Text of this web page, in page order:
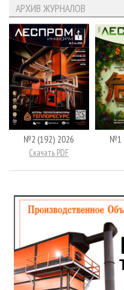
АРХИВ ЖУРНАЛОВ
№2 (192) 2026
Скачать PDF
№1